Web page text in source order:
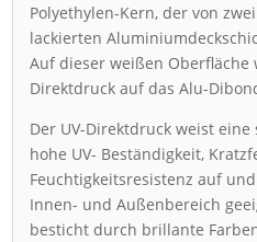
Polyethylen-Kern, der von
lackierten
Auf dieser weißen Oberfläche
Direktdruck auf das Alu-
Der UV-Direktdruck weist
hohe UV- Beständigkeit,
Feuchtigkeitsresistenz auf
Innen- und Außenbereich
besticht durch brillante